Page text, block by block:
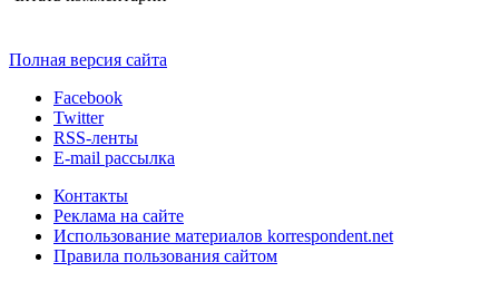
Полная версия сайта
Facebook
Twitter
RSS-ленты
E-mail рассылка
Контакты
Реклама на сайте
Использование материалов korrespondent.net
Правила пользования сайтом